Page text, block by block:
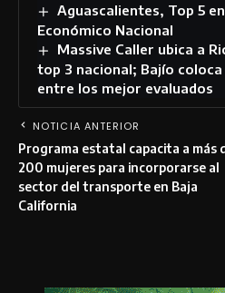
Aguascalientes, Top 5
Económico Nacional
Massive Caller ubica a
top 3 nacional; Bajío
entre los mejor evaluados
NOTICIA ANTERIOR
Programa estatal capacita a más
200 mujeres para incorporarse al
sector del transporte en Baja
California